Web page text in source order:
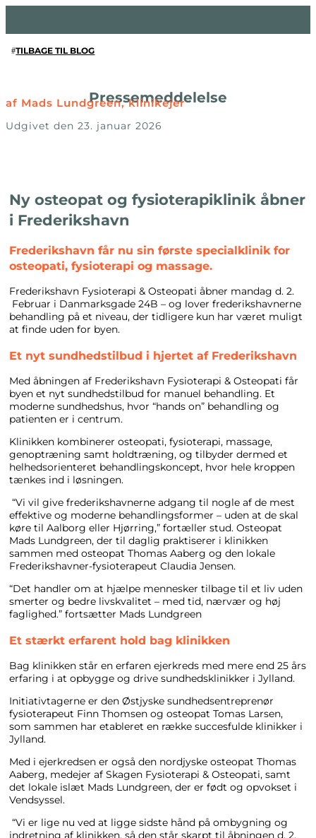
TILBAGE TIL BLOG
Pressemeddelelse
af Mads Lundgreen, klinikejer
Udgivet den 23. januar 2026
Ny osteopat og fysioterapiklinik åbner
i Frederikshavn
Frederikshavn får nu sin første specialklinik for
osteopati, fysioterapi og massage.
Frederikshavn Fysioterapi & Osteopati åbner mandag d. 2.
Februar i Danmarksgade 24B – og lover frederikshavnerne
behandling på et niveau, der tidligere kun har været muligt
at finde uden for byen.
Et nyt sundhedstilbud i hjertet af Frederikshavn
Med åbningen af Frederikshavn Fysioterapi & Osteopati får
byen et nyt sundhedstilbud for manuel behandling. Et
moderne sundhedshus, hvor “hands on” behandling og
patienten er i centrum.
Klinikken kombinerer osteopati, fysioterapi, massage,
genoptræning samt holdtræning, og tilbyder dermed et
helhedsorienteret behandlingskoncept, hvor hele kroppen
tænkes ind i løsningen.
“Vi vil give frederikshavnerne adgang til nogle af de mest
effektive og moderne behandlingsformer – uden at de skal
køre til Aalborg eller Hjørring,” fortæller stud. Osteopat
Mads Lundgreen, der til daglig praktiserer i klinikken
sammen med osteopat Thomas Aaberg og den lokale
Frederikshavner-fysioterapeut Claudia Jensen.
“Det handler om at hjælpe mennesker tilbage til et liv uden
smerter og bedre livskvalitet – med tid, nærvær og høj
faglighed.” fortsætter Mads Lundgreen
Et stærkt erfarent hold bag klinikken
Bag klinikken står en erfaren ejerkreds med mere end 25 års
erfaring i at opbygge og drive sundhedsklinikker i Jylland.
Initiativtagerne er den Østjyske sundhedsentreprenør
fysioterapeut Finn Thomsen og osteopat Tomas Larsen,
som sammen har etableret en række succesfulde klinikker i
Jylland.
Med i ejerkredsen er også den nordjyske osteopat Thomas
Aaberg, medejer af Skagen Fysioterapi & Osteopati, samt
det lokale islæt Mads Lundgreen, der er født og opvokset i
Vendsyssel.
“Vi er lige nu ved at ligge sidste hånd på ombygning og
indretning af klinikken, så den står skarpt til åbningen d. 2.